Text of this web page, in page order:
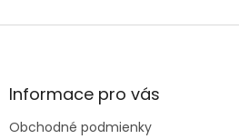
Z
äInformace pro vás
Obchodné podmienky